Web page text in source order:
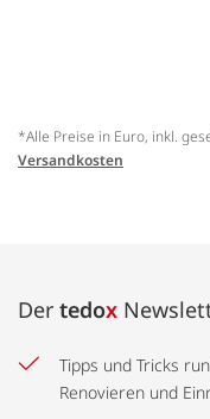
*Alle Preise in Euro, inkl.
Versandkosten
Der tedox
Tipps und Tricks
Renovieren und